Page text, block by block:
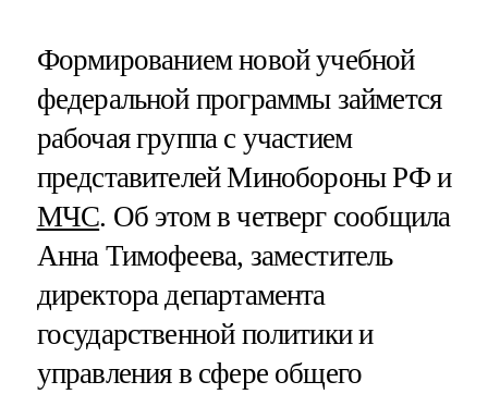
Формированием новой учебной
федеральной программы займется
рабочая группа с участием
представителей Минобороны РФ и
МЧС. Об этом в четверг сообщила
Анна Тимофеева, заместитель
директора департамента
государственной политики и
управления в сфере общего